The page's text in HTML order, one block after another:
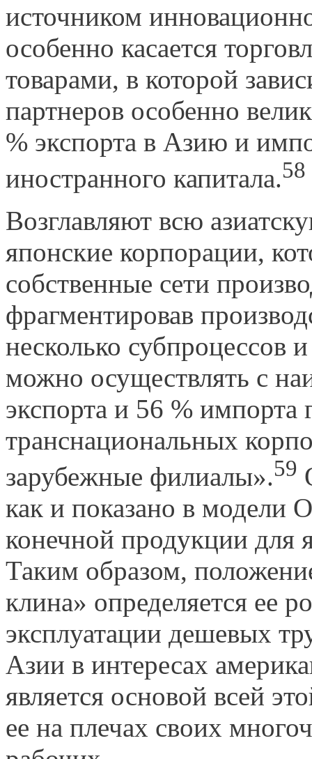
источником
особенно касается
товарами, в которой
партнеров особенно
% экспорта в Азию и
иностранного капитала.58
Возглавляют всю
японские корпорации,
собственные сети
фрагментировав
несколько субпроцессов
можно осуществлять с
экспорта и 56 %
транснациональных
зарубежные филиалы».59
как и показано в модели
конечной продукции
Таким образом,
клина» определяется ее
эксплуатации дешевых
Азии в интересах
является основой всей
ее на плечах своих